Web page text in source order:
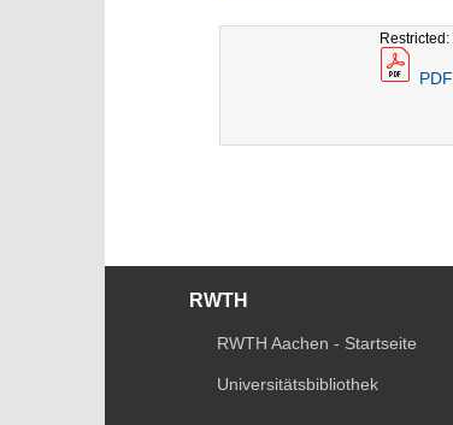
Restricted:
PDF
RWTH
RWTH Aachen - Startseite
Universitätsbibliothek